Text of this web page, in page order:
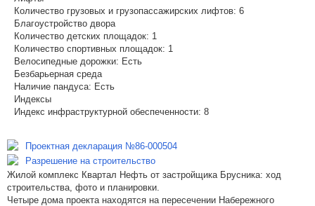
Количество грузовых и грузопассажирских лифтов: 6
Благоустройство двора
Количество детских площадок: 1
Количество спортивных площадок: 1
Велосипедные дорожки: Есть
Безбарьерная среда
Наличие пандуса: Есть
Индексы
Индекс инфраструктурной обеспеченности: 8
Проектная декларация №86-000504
Разрешение на строительство
Жилой комплекс Квартал Нефть от застройщика Брусника: ход
строительства, фото и планировки.
Четыре дома проекта находятся на пересечении Набережного